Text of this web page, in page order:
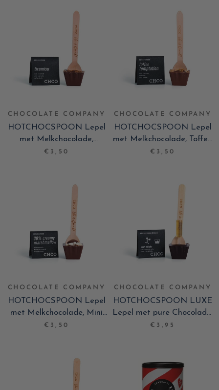
CHOCOLATE COMPANY
HOTCHOCSPOON Lepel
met Melkchocolade,
Tiramisu
€3,50
CHOCOLATE COMPANY
HOTCHOCSPOON Lepel
met Melkchocolade, Toffee
Temptation
€3,50
CHOCOLATE COMPANY
HOTCHOCSPOON Lepel
met Melkchocolade, Mini
marshmallows
€3,50
CHOCOLATE COMPANY
HOTCHOCSPOON LUXE
Lepel met pure Chocolade,
Irish Whisky
€3,95